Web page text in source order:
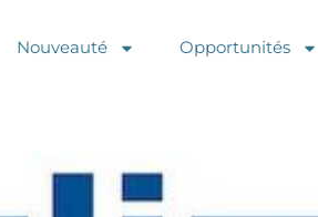
Nouveauté Opportunités